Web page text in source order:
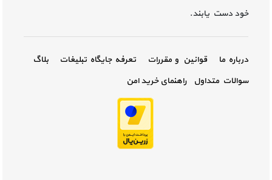
خود دست یابند.
درباره ما قوانین و مقررات تعرفه جایگاه تبلیغات
بلاگ
سوالات متداول
راهنمای خرید امن